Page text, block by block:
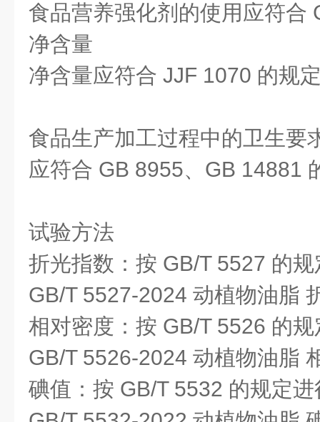
食品营养强化剂的使用应符合
净含量
净含量应符合 JJF 1070 的规
食品生产加工过程中的卫生要
应符合 GB 8955、GB 14881
试验方法
折光指数：按 GB/T 5527 的
GB/T 5527-2024 动植物油脂
相对密度：按 GB/T 5526 的
GB/T 5526-2024 动植物油脂
碘值：按 GB/T 5532 的规定进